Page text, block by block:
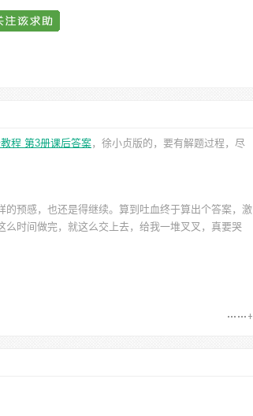
程 第3册课后答案，徐小贞版的，要有解题过程，尽
预感，也还是得继续。算到吐血终于算出个答案，激
时间做完，就这么交上去，给我一堆叉叉，真要哭